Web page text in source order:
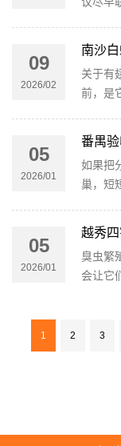
09
2026/02
南沙
关于有
前，是
05
2026/01
番禺
如果把
巢，短
05
2026/01
越秀
臭虫繁
会让它
1 2 3